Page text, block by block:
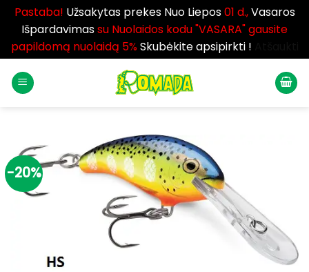
Pastaba! Užsakytas prekes Nuo Liepos01 d.,Vasaros
Išpardavimassu Nuolaidos kodu "VASARA" gausite
papildomą nuolaidą 5%Skubėkite apsipirkti !
-20%